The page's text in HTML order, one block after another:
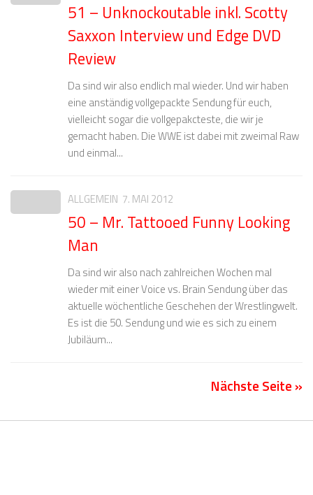
51 – Unknockoutable inkl. Scotty
Saxxon Interview und Edge DVD
Review
Da sind wir also endlich mal wieder. Und wir haben
eine anständig vollgepackte Sendung für euch,
vielleicht sogar die vollgepakcteste, die wir je
gemacht haben. Die WWE ist dabei mit zweimal Raw
und einmal...
ALLGEMEIN 7. MAI 2012
50 – Mr. Tattooed Funny Looking
Man
Da sind wir also nach zahlreichen Wochen mal
wieder mit einer Voice vs. Brain Sendung über das
aktuelle wöchentliche Geschehen der Wrestlingwelt.
Es ist die 50. Sendung und wie es sich zu einem
Jubiläum...
Nächste Seite »